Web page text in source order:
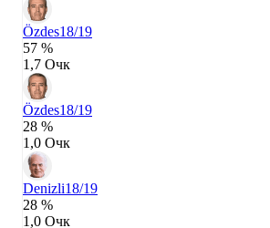
Özdes18/19
57 %
1,7 Очк
Özdes18/19
28 %
1,0 Очк
Denizli18/19
28 %
1,0 Очк